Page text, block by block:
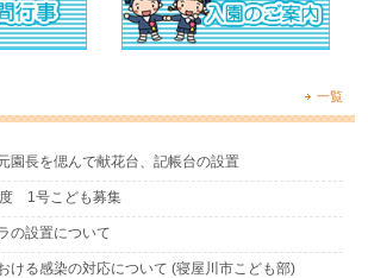
一覧
園長を偲んで献花台、記帳台の設置
1号こども募集
の設置について
ける感染の対応について (寝屋川市こども部)